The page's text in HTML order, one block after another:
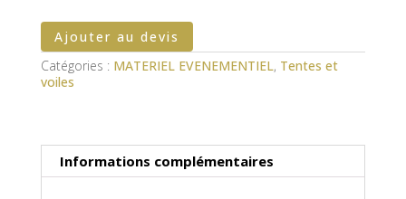
Ajouter au devis
Catégories : MATERIEL EVENEMENTIEL, Tentes et
voiles
Informations complémentaires